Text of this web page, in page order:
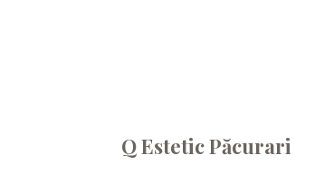
Q Estetic Păcurari